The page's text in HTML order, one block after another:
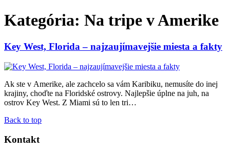
Kategória: Na tripe v Amerike
Key West, Florida – najzaujímavejšie miesta a fakty
Ak ste v Amerike, ale zachcelo sa vám Karibiku, nemusíte do inej
krajiny, choďte na Floridské ostrovy. Najlepšie úplne na juh, na
ostrov Key West. Z Miami sú to len tri…
Back to top
Kontakt